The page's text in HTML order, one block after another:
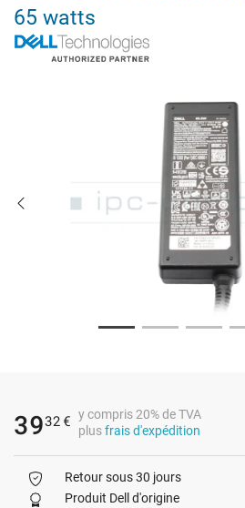
65 watts
3932 € y compris 20% de TVA
plusfrais d'expédition
Retour sous 30 jours
Produit Dell d'origine